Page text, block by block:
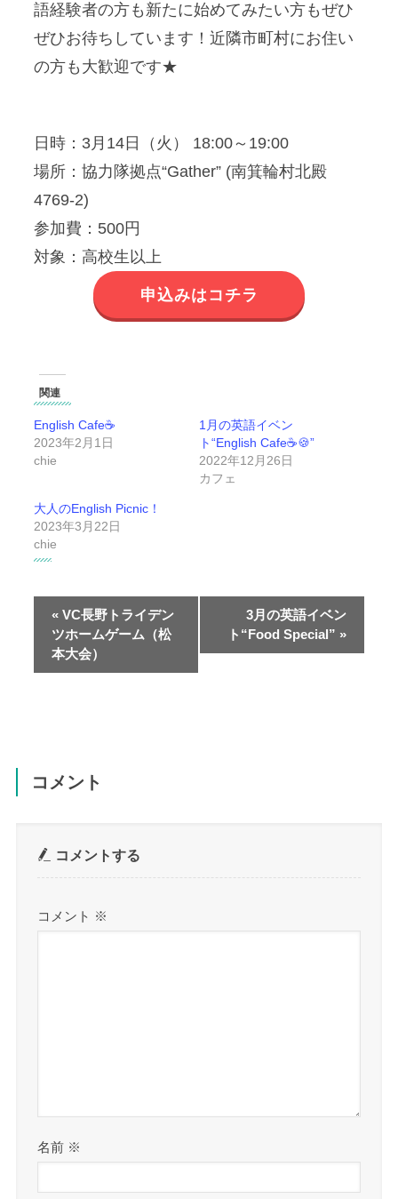
語経験者の方も新たに始めてみたい方もぜひ
ぜひお待ちしています！近隣市町村にお住い
の方も大歓迎です★
日時：3月14日（火） 18:00～19:00
場所：協力隊拠点“Gather” (南箕輪村北殿
4769-2)
参加費：500円
対象：高校生以上
申込みはコチラ
関連
English Cafe☕
2023年2月1日
chie
1月の英語イベン
ト“English Cafe☕🍪”
2022年12月26日
カフェ
大人のEnglish Picnic！
2023年3月22日
chie
イ
ン
ト
ナ
ョ
«VC長野トライデン
ツホームゲーム（松
本大会）
3月の英語イベン
ト“Food Special” »
コメント
コメントする
コメント ※
名前 ※